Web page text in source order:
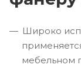
Широко
мебельном